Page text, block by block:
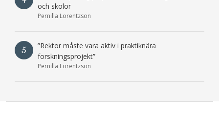
och skolor
Pernilla Lorentzson
5
”Rektor måste vara aktiv i praktiknära
forskningsprojekt”
Pernilla Lorentzson